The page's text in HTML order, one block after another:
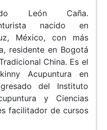
León Caña.
nacido en
México, con más
residente en Bogotá
China. Es el
Acupuntura en
del Instituto
y Ciencias
facilitador de cursos